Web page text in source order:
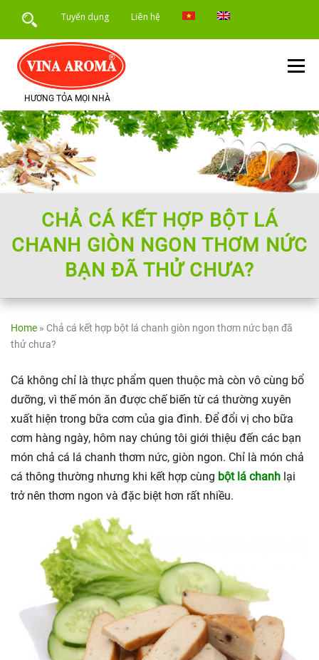
Tuyển dụng Liên hệ
HƯƠNG TỎA MỌI NHÀ
Menu
TRANG CHỦ GIỚI THIỆU SẢN PHẨM
DỊCH VỤ TIN TỨC
CHẢ CÁ KẾT HỢP BỘT LÁ
CHANH GIÒN NGON THƠM NỨC
BẠN ĐÃ THỬ CHƯA?
Home » Chả cá kết hợp bột lá chanh giòn ngon thơm nức bạn đã
thử chưa?
Cá không chỉ là thực phẩm quen thuộc mà còn vô cùng bổ
dưỡng, vì thế món ăn được chế biến từ cá thường xuyên
xuất hiện trong bữa cơm của gia đình. Để đổi vị cho bữa
cơm hàng ngày, hôm nay chúng tôi giới thiệu đến các bạn
món chả cá lá chanh thơm nức, giòn ngon. Chỉ là món chả
cá thông thường nhưng khi kết hợp cùng bột lá chanh lại
trở nên thơm ngon và đặc biệt hơn rất nhiều.